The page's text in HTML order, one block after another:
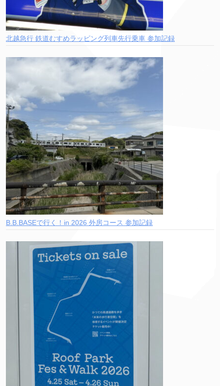
北越急行 鉄道むすめラッピング列車先行乗車 参加記録
B.B.BASEで行く！in 2026 外房コース 参加記録